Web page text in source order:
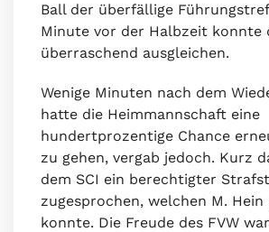
Ball der überfällige
Minute vor der Halbzeit konnte
überraschend ausgleichen.
Wenige Minuten nach dem
hatte die Heimmannschaft eine
hundertprozentige Chance
zu gehen, vergab jedoch. Kurz
dem SCI ein berechtigter
zugesprochen, welchen M. Hein
konnte. Die Freude des FVW